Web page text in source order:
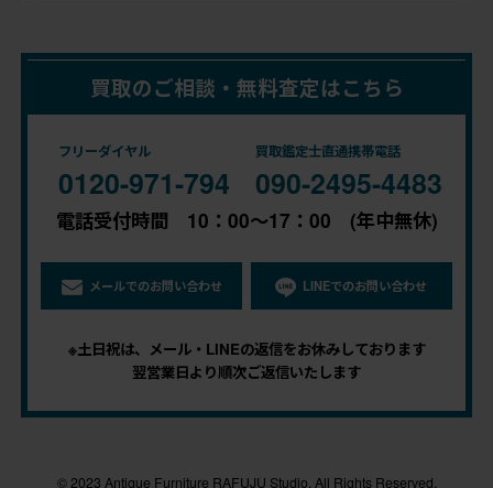
買取のご相談・無料査定はこちら
フリーダイヤル
0120-971-794
買取鑑定士直通携帯電話
090-2495-4483
電話受付時間 10：00～17：00 (年中無休)
メールでのお問い合わせ LINEでのお問い合わせ
※土日祝は、メール・LINEの返信をお休みしております
翌営業日より順次ご返信いたします
© 2023 Antique Furniture RAFUJU Studio. All Rights Reserved.